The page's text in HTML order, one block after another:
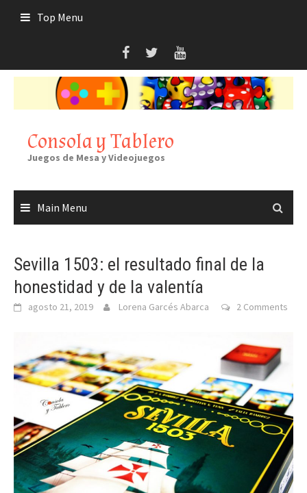
Top Menu
Consola y Tablero
Juegos de Mesa y Videojuegos
Main Menu
Sevilla 1503: el resultado final de la
honestidad y de la valentía
agosto 21, 2019 Lorena Garcés Abarca 2 Comments